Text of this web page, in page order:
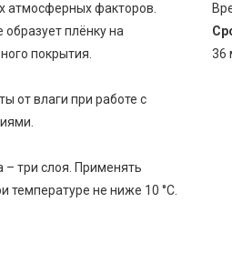
атмосферных факторов.
образует плёнку на
покрытия.
от влаги при работе с
– три слоя. Применять
температуре не ниже 10 °С.
36